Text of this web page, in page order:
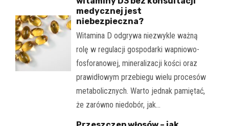
medycznej jest
niebezpieczna?
Witamina D odgrywa niezwykle ważną
rolę w regulacji gospodarki wapniowo-
fosforanowej, mineralizacji kości oraz
prawidłowym przebiegu wielu procesów
metabolicznych. Warto jednak pamiętać,
że zarówno niedobór, jak…